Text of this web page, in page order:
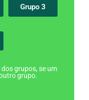
Grupo 3
grupos, se um
grupo.